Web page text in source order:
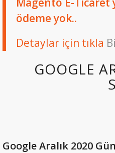
ödeme yok..
Detaylar için tıkla
GOOGLE
Google Aralık 2020